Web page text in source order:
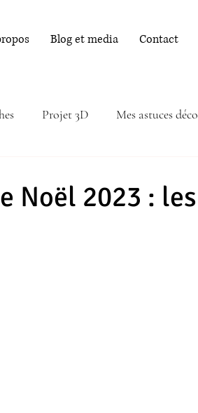
Blog et media Contact
Projet 3D Mes astuces déco
Noël 2023 : les